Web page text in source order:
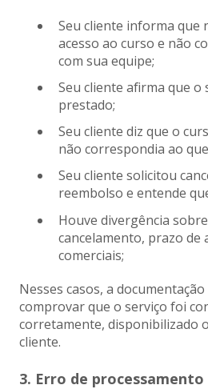
Seu cliente informa que
acesso ao curso e não
com sua equipe;
Seu cliente afirma que o
prestado;
Seu cliente diz que o
não correspondia ao
Seu cliente solicitou
reembolso e entende
Houve divergência
cancelamento, prazo de
comerciais;
Nesses casos, a
comprovar que o serviço foi
corretamente, disponibilizado
cliente.
3. Erro de processamento